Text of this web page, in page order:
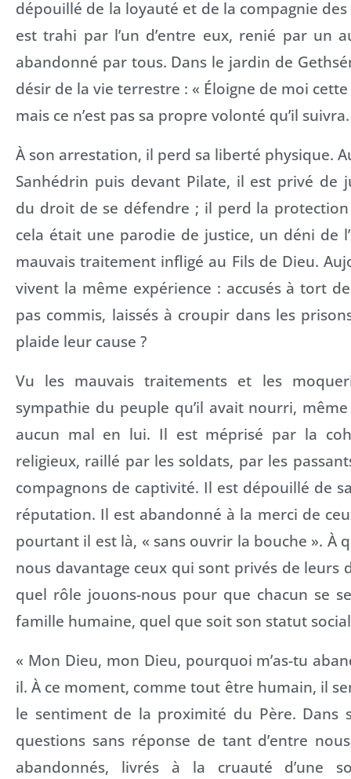
dépouillé de la loyauté et de la compagnie des
est trahi par l’un d’entre eux, renié par un
abandonné par tous. Dans le jardin de
désir de la vie terrestre : « Éloigne de moi cette
mais ce n’est pas sa propre volonté qu’il suivra.
À son arrestation, il perd sa liberté physique.
Sanhédrin puis devant Pilate, il est privé de
du droit de se défendre ; il perd la
cela était une parodie de justice, un déni de
mauvais traitement infligé au Fils de Dieu.
vivent la même expérience : accusés à tort de
pas commis, laissés à croupir dans les
plaide leur cause ?
Vu les mauvais traitements et les
sympathie du peuple qu’il avait nourri,
aucun mal en lui. Il est méprisé par la
religieux, raillé par les soldats, par les
compagnons de captivité. Il est dépouillé de
réputation. Il est abandonné à la merci de
pourtant il est là, « sans ouvrir la bouche ». À
nous davantage ceux qui sont privés de leurs
quel rôle jouons-nous pour que chacun se
famille humaine, quel que soit son statut
« Mon Dieu, mon Dieu, pourquoi m’as-tu
il. À ce moment, comme tout être humain, il
le sentiment de la proximité du Père. Dans
questions sans réponse de tant d’entre
abandonnés, livrés à la cruauté d’une